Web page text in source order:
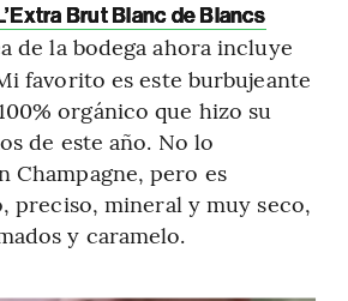
Brut Blanc de Blancs
de la bodega ahora incluye
favorito es este burbujeante
orgánico que hizo su
de este año. No lo
Champagne, pero es
preciso, mineral y muy seco,
y caramelo.